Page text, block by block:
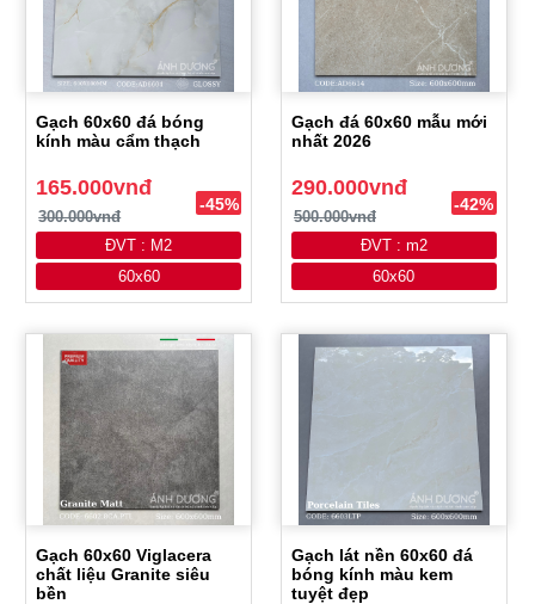
Gạch 60x60 đá bóng
kính màu cẩm thạch
165.000vnđ
300.000vnđ
-45%
ĐVT : M2
60x60
Gạch đá 60x60 mẫu mới
nhất 2026
290.000vnđ
500.000vnđ
-42%
ĐVT : m2
60x60
Gạch 60x60 Viglacera
chất liệu Granite siêu
bền
Gạch lát nền 60x60 đá
bóng kính màu kem
tuyệt đẹp